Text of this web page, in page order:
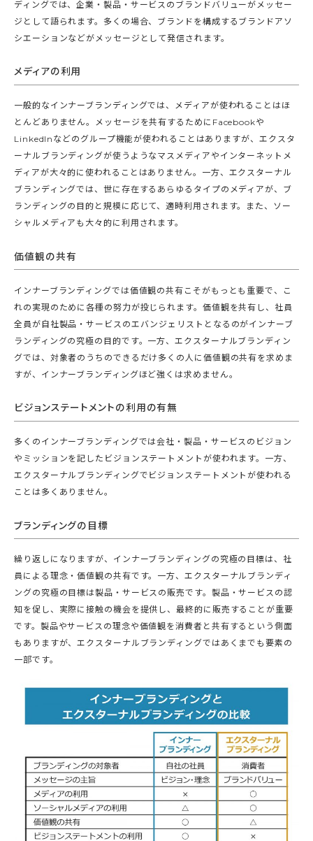
ディングでは、企業・製品・サービスのブランドバリューがメッセー
ジとして語られます。多くの場合、ブランドを構成するブランドアソ
シエーションなどがメッセージとして発信されます。
メディアの利用
一般的なインナーブランディングでは、メディアが使われることはほ
とんどありません。メッセージを共有するためにFacebookや
LinkedInなどのグループ機能が使われることはありますが、エクスタ
ーナルブランディングが使うようなマスメディアやインターネットメ
ディアが大々的に使われることはありません。一方、エクスターナル
ブランディングでは、世に存在するあらゆるタイプのメディアが、ブ
ランディングの目的と規模に応じて、適時利用されます。また、ソー
シャルメディアも大々的に利用されます。
価値観の共有
インナーブランディングでは価値観の共有こそがもっとも重要で、こ
れの実現のために各種の努力が投じられます。価値観を共有し、社員
全員が自社製品・サービスのエバンジェリストとなるのがインナーブ
ランディングの究極の目的です。一方、エクスターナルブランディン
グでは、対象者のうちのできるだけ多くの人に価値観の共有を求めま
すが、インナーブランディングほど強くは求めません。
ビジョンステートメントの利用の有無
多くのインナーブランディングでは会社・製品・サービスのビジョン
やミッションを記したビジョンステートメントが使われます。一方、
エクスターナルブランディングでビジョンステートメントが使われる
ことは多くありません。
ブランディングの目標
繰り返しになりますが、インナーブランディングの究極の目標は、社
員による理念・価値観の共有です。一方、エクスターナルブランディ
ングの究極の目標は製品・サービスの販売です。製品・サービスの認
知を促し、実際に接触の機会を提供し、最終的に販売することが重要
です。製品やサービスの理念や価値観を消費者と共有するという側面
もありますが、エクスターナルブランディングではあくまでも要素の
一部です。